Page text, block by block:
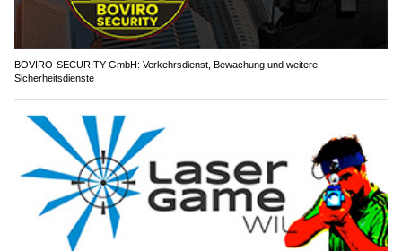
BOVIRO-SECURITY GmbH: Verkehrsdienst, Bewachung und weitere
Sicherheitsdienste